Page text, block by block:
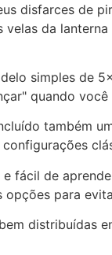
disfarces de
da
simples de
quando
também
fácil de
para
distribuídas